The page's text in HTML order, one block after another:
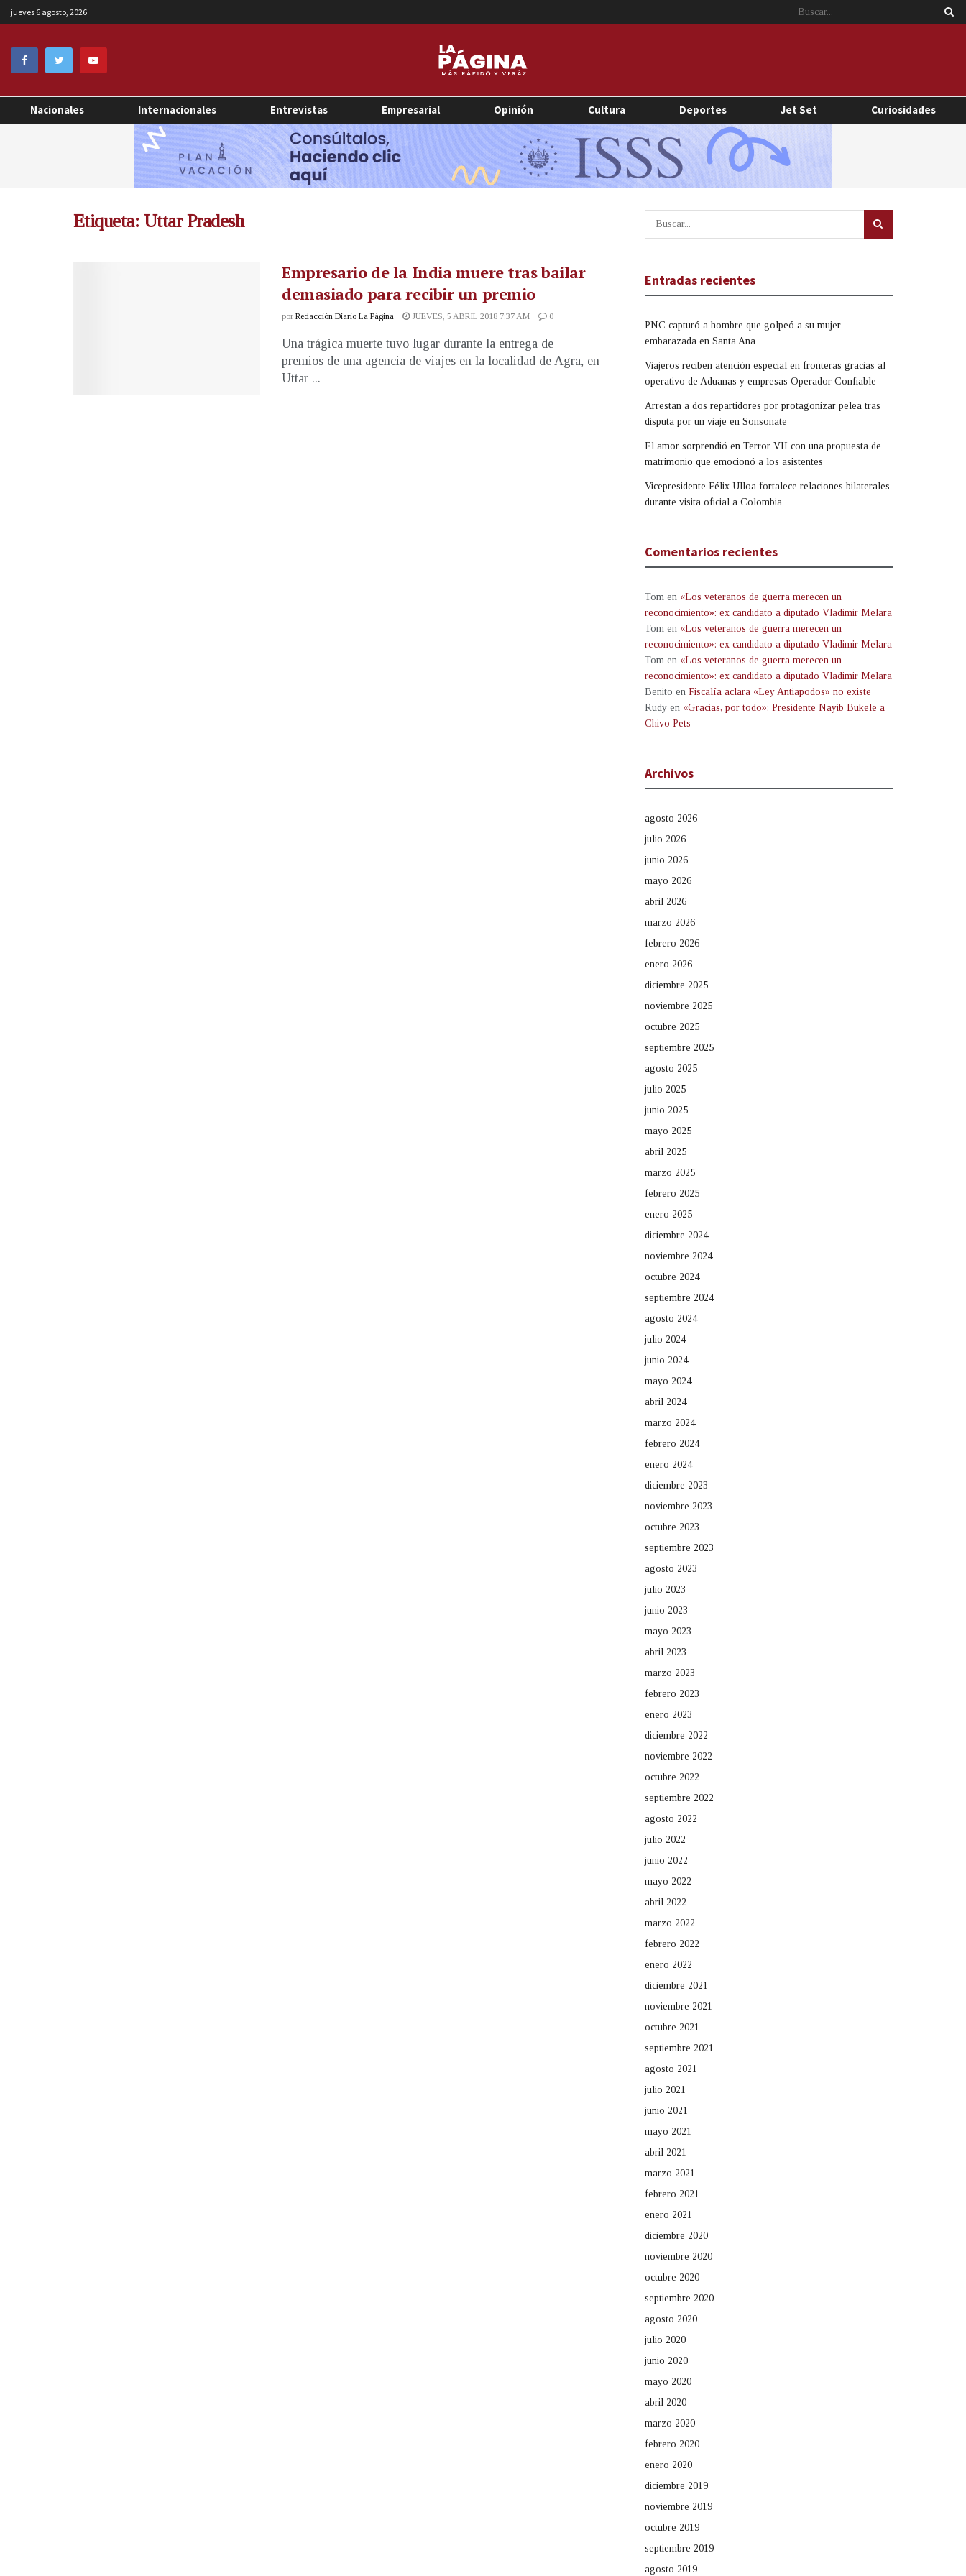
jueves 6 agosto, 2026
Nacionales Internacionales Entrevistas Empresarial Opinión Cultura Deportes Jet Set Curiosidades
Etiqueta: Uttar Pradesh
Empresario de la India muere tras bailar
demasiado para recibir un premio
por Redacción Diario La Página JUEVES, 5 ABRIL 2018 7:37 AM 0
Una trágica muerte tuvo lugar durante la entrega de
premios de una agencia de viajes en la localidad de Agra, en
Uttar ...
Entradas recientes
PNC capturó a hombre que golpeó a su mujer
embarazada en Santa Ana
Viajeros reciben atención especial en fronteras gracias al
operativo de Aduanas y empresas Operador Confiable
Arrestan a dos repartidores por protagonizar pelea tras
disputa por un viaje en Sonsonate
El amor sorprendió en Terror VII con una propuesta de
matrimonio que emocionó a los asistentes
Vicepresidente Félix Ulloa fortalece relaciones bilaterales
durante visita oficial a Colombia
Comentarios recientes
Tom en «Los veteranos de guerra merecen un
reconocimiento»: ex candidato a diputado Vladimir Melara
Tom en «Los veteranos de guerra merecen un
reconocimiento»: ex candidato a diputado Vladimir Melara
Tom en «Los veteranos de guerra merecen un
reconocimiento»: ex candidato a diputado Vladimir Melara
Benito en Fiscalía aclara «Ley Antiapodos» no existe
Rudy en «Gracias, por todo»: Presidente Nayib Bukele a
Chivo Pets
Archivos
agosto 2026
julio 2026
junio 2026
mayo 2026
abril 2026
marzo 2026
febrero 2026
enero 2026
diciembre 2025
noviembre 2025
octubre 2025
septiembre 2025
agosto 2025
julio 2025
junio 2025
mayo 2025
abril 2025
marzo 2025
febrero 2025
enero 2025
diciembre 2024
noviembre 2024
octubre 2024
septiembre 2024
agosto 2024
julio 2024
junio 2024
mayo 2024
abril 2024
marzo 2024
febrero 2024
enero 2024
diciembre 2023
noviembre 2023
octubre 2023
septiembre 2023
agosto 2023
julio 2023
junio 2023
mayo 2023
abril 2023
marzo 2023
febrero 2023
enero 2023
diciembre 2022
noviembre 2022
octubre 2022
septiembre 2022
agosto 2022
julio 2022
junio 2022
mayo 2022
abril 2022
marzo 2022
febrero 2022
enero 2022
diciembre 2021
noviembre 2021
octubre 2021
septiembre 2021
agosto 2021
julio 2021
junio 2021
mayo 2021
abril 2021
marzo 2021
febrero 2021
enero 2021
diciembre 2020
noviembre 2020
octubre 2020
septiembre 2020
agosto 2020
julio 2020
junio 2020
mayo 2020
abril 2020
marzo 2020
febrero 2020
enero 2020
diciembre 2019
noviembre 2019
octubre 2019
septiembre 2019
agosto 2019